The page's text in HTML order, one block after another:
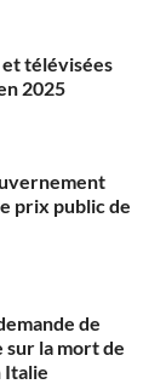
télévisées
2025
prix public de
de
la mort de
Italie